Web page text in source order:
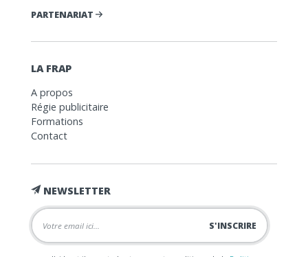
PARTENARIAT
LA FRAP
A propos
Régie publicitaire
Formations
Contact
NEWSLETTER